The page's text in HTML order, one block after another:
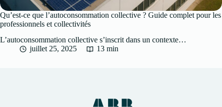
Qu’est-ce que l’autoconsommation collective ? Guide complet pour les
professionnels et collectivités
L’autoconsommation collective s’inscrit dans un contexte…
juillet 25, 2025
13 min